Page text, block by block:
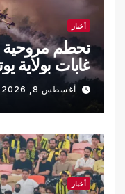
أخبار
تحطم مروحية
غابات بولاية
أغسطس 8, 2026
أخبار